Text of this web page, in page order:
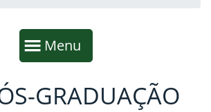
Mostrar
Menu
GRADUAÇÃO